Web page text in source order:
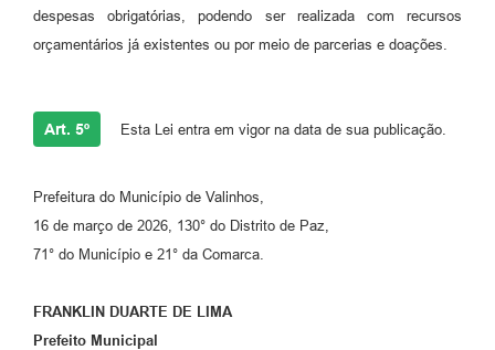
despesas obrigatórias, podendo ser realizada com recursos
orçamentários já existentes ou por meio de parcerias e doações.
Art. 5º Esta Lei entra em vigor na data de sua publicação.
Prefeitura do Município de Valinhos,
16 de março de 2026, 130° do Distrito de Paz,
71° do Município e 21° da Comarca.
FRANKLIN DUARTE DE LIMA
Prefeito Municipal